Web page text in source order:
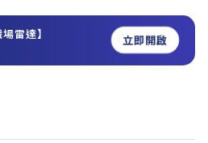
雷達】 立即開啟